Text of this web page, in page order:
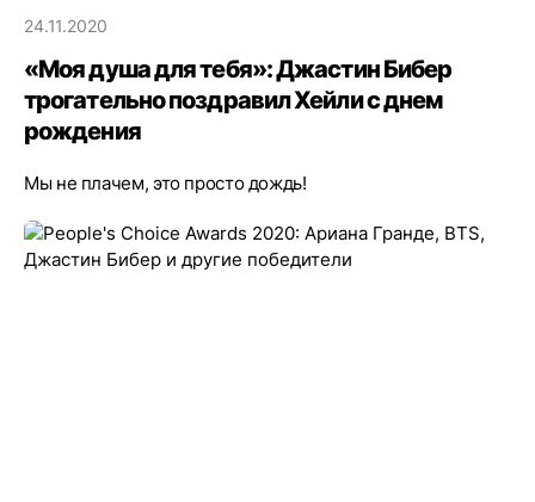
24.11.2020
«Моя душа для тебя»: Джастин Бибер
трогательно поздравил Хейли с днем
рождения
Мы не плачем, это просто дождь!